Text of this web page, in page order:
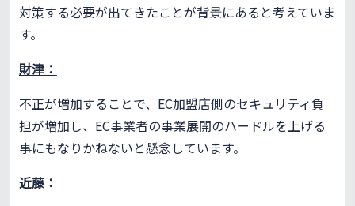
対策する必要が出てきたことが背景にあると考えていま
す。
財津：
不正が増加することで、EC加盟店側のセキュリティ負
担が増加し、EC事業者の事業展開のハードルを上げる
事にもなりかねないと懸念しています。
近藤：